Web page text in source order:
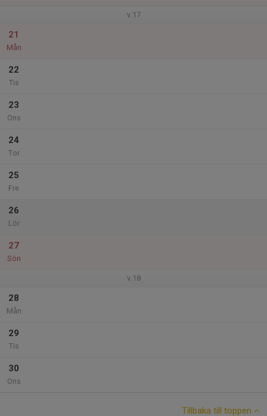
v.17
21
Mån
22
Tis
23
Ons
24
Tor
25
Fre
26
Lör
27
Sön
v.18
28
Mån
29
Tis
30
Ons
Tillbaka till toppen